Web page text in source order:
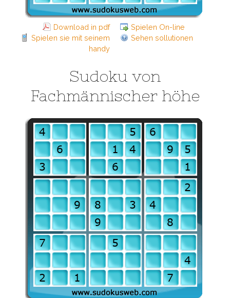
Download in pdf
Spielen On-line
Spielen sie mit seinem
handy
Sehen sollutionen
Sudoku von
Fachmännischer höhe